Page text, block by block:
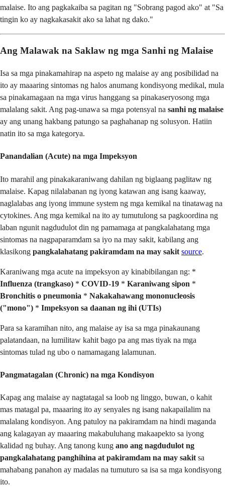
malaise. Ito ang pagkakaiba sa pagitan ng "Sobrang pagod ako" at "Sa
tingin ko ay nagkakasakit ako sa lahat ng dako."
Ang Malawak na Saklaw ng mga Sanhi ng Malaise
Isa sa mga pinakamahirap na aspeto ng malaise ay ang posibilidad na
ito ay maaaring sintomas ng halos anumang kondisyong medikal, mula
sa pinakamagaan na mga virus hanggang sa pinakaseryosong mga
malalang sakit. Ang pag-unawa sa mga potensyal na sanhi ng malaise
ay ang unang hakbang patungo sa paghahanap ng solusyon. Hatiin
natin ito sa mga kategorya.
Panandalian (Acute) na mga Impeksyon
Ito marahil ang pinakakaraniwang dahilan ng biglaang paglitaw ng
malaise. Kapag nilalabanan ng iyong katawan ang isang kaaway,
naglalabas ang iyong immune system ng mga kemikal na tinatawag na
cytokines. Ang mga kemikal na ito ay tumutulong sa pagkoordina ng
laban ngunit nagdudulot din ng pamamaga at pangkalahatang mga
sintomas na nagpaparamdam sa iyo na may sakit, kabilang ang
klasikong pangkalahatang pakiramdam na may sakit source.
Karaniwang mga acute na impeksyon ay kinabibilangan ng: *
Influenza (trangkaso) * COVID-19 * Karaniwang sipon *
Bronchitis o pneumonia * Nakakahawang mononucleosis
("mono") * Impeksyon sa daanan ng ihi (UTIs)
Para sa karamihan nito, ang malaise ay isa sa mga pinakaunang
palatandaan, na lumilitaw kahit bago pa ang mas tiyak na mga
sintomas tulad ng ubo o namamagang lalamunan.
Pangmatagalan (Chronic) na mga Kondisyon
Kapag ang malaise ay nagtatagal sa loob ng linggo, buwan, o kahit
mas matagal pa, maaaring ito ay senyales ng isang nakapailalim na
malalang kondisyon. Ang patuloy na pakiramdam na hindi maganda
ang kalagayan ay maaaring makabuluhang makaapekto sa iyong
kalidad ng buhay. Ang tanong kung ano ang nagdudulot ng
pangkalahatang panghihina at pakiramdam na may sakit sa
mahabang panahon ay madalas na tumuturo sa isa sa mga kondisyong
ito.